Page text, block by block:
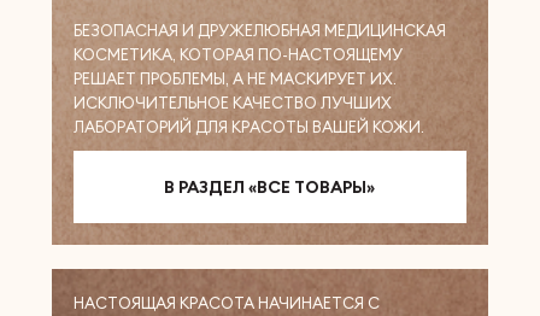
БЕЗОПАСНАЯ И ДРУЖЕЛЮБНАЯ МЕДИЦИНСКАЯ
КОСМЕТИКА, КОТОРАЯ ПО-НАСТОЯЩЕМУ
РЕШАЕТ ПРОБЛЕМЫ, А НЕ МАСКИРУЕТ ИХ.
ИСКЛЮЧИТЕЛЬНОЕ КАЧЕСТВО ЛУЧШИХ
ЛАБОРАТОРИЙ ДЛЯ КРАСОТЫ ВАШЕЙ КОЖИ.
В РАЗДЕЛ «ВСЕ ТОВАРЫ»
НАСТОЯЩАЯ КРАСОТА НАЧИНАЕТСЯ С